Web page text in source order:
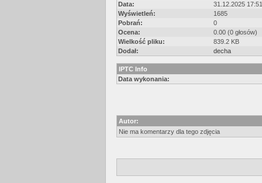
Data:
31.12.2025 17:51
Wyświetleń:
1685
Pobrań:
0
Ocena:
0.00 (0 głosów)
Wielkość pliku:
839.2 KB
Dodał:
decha
IPTC Info
Data wykonania:
Autor:
Nie ma komentarzy dla tego zdjęcia